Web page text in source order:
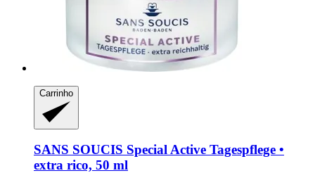
Carrinho
SANS SOUCIS Special Active Tagespflege •
extra rico, 50 ml